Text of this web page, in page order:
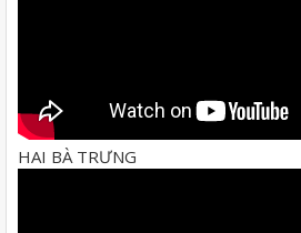
HAI BÀ TRƯNG